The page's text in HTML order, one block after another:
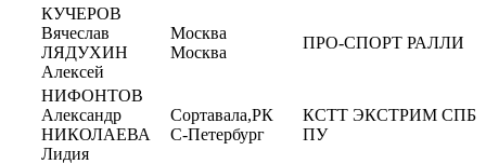
КУЧЕРОВ
Вячеслав
ЛЯДУХИН
Алексей
Москва
Москва
ПРО-СПОРТ РАЛЛИ
НИФОНТОВ
Александр
НИКОЛАЕВА
Лидия
Сортавала,РК
С-Петербург
КСТТ ЭКСТРИМ СПБ
ПУ